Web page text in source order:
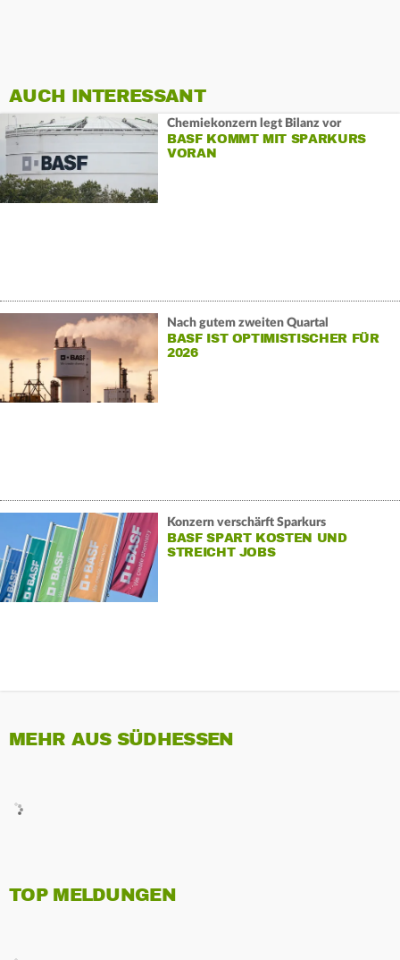
AUCH INTERESSANT
Chemiekonzern legt Bilanz vor
BASF KOMMT MIT SPARKURS
VORAN
Nach gutem zweiten Quartal
BASF IST OPTIMISTISCHER FÜR
2026
Konzern verschärft Sparkurs
BASF SPART KOSTEN UND
STREICHT JOBS
MEHR AUS SÜDHESSEN
TOP MELDUNGEN